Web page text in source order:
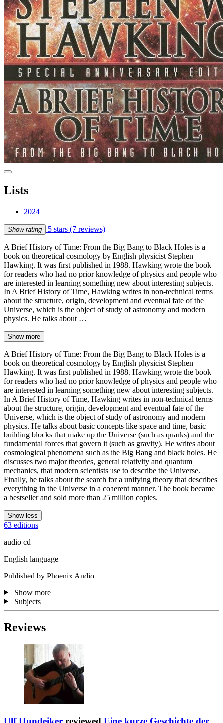
Lists
2024
Show rating 5 stars (7 reviews)
A Brief History of Time: From the Big Bang to Black Holes is a
book on theoretical cosmology by English physicist Stephen
Hawking. It was first published in 1988. Hawking wrote the book
for readers who had no prior knowledge of physics and people who
are interested in learning something new about interesting subjects.
In A Brief History of Time, Hawking writes in non-technical terms
about the structure, origin, development and eventual fate of the
Universe, which is the object of study of astronomy and modern
physics. He talks about …
Show more
A Brief History of Time: From the Big Bang to Black Holes is a
book on theoretical cosmology by English physicist Stephen
Hawking. It was first published in 1988. Hawking wrote the book
for readers who had no prior knowledge of physics and people who
are interested in learning something new about interesting subjects.
In A Brief History of Time, Hawking writes in non-technical terms
about the structure, origin, development and eventual fate of the
Universe, which is the object of study of astronomy and modern
physics. He talks about basic concepts like space and time, basic
building blocks that make up the Universe (such as quarks) and the
fundamental forces that govern it (such as gravity). He writes about
cosmological phenomena such as the Big Bang and black holes. He
discusses two major theories, general relativity and quantum
mechanics, that modern scientists use to describe the Universe.
Finally, he talks about the search for a unifying theory that describes
everything in the Universe in a coherent manner. The book became
a bestseller and sold more than 25 million copies.
Show less
63 editions
audio cd
English language
Published by Phoenix Audio.
Show more
Subjects
Reviews
Ulf Hundeiker reviewed Eine kurze Geschichte der